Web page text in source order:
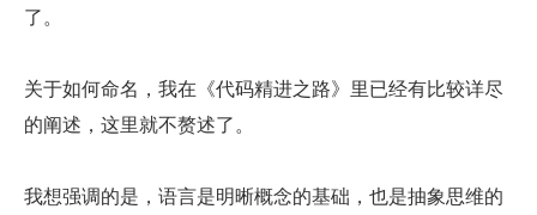
了。
关于如何命名，我在《代码精进之路》里已经有比较详尽
的阐述，这里就不赘述了。
我想强调的是，语言是明晰概念的基础，也是抽象思维的